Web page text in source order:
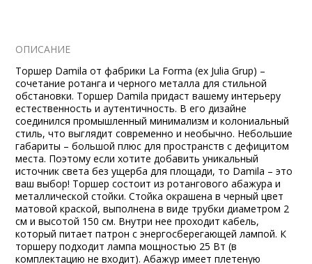
ОПИСАНИЕ
Торшер Damila от фабрики La Forma (ex Julia Grup) –
сочетание ротанга и черного металла для стильной
обстановки. Торшер Damila придаст вашему интерьеру
естественность и аутентичность. В его дизайне
соединился промышленный минимализм и колониальный
стиль, что выглядит современно и необычно. Небольшие
габариты – большой плюс для пространств с дефицитом
места. Поэтому если хотите добавить уникальный
источник света без ущерба для площади, то Damila – это
ваш выбор! Торшер состоит из ротангового абажура и
металлической стойки. Стойка окрашена в черный цвет
матовой краской, выполнена в виде трубки диаметром 2
см и высотой 150 см. Внутри нее проходит кабель,
который питает патрон с энергосберегающей лампой. К
торшеру подходит лампа мощностью 25 Вт (в
комплектацию не входит). Абажур имеет плетеную